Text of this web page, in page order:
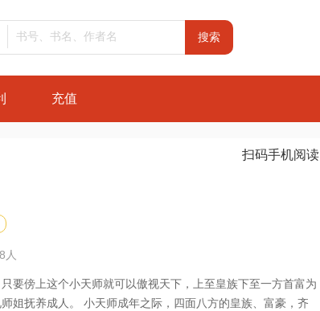
充值
扫码手机阅读
人
要傍上这个小天师就可以傲视天下，上至皇族下至一方首富为
姐抚养成人。 小天师成年之际，四面八方的皇族、富豪，齐